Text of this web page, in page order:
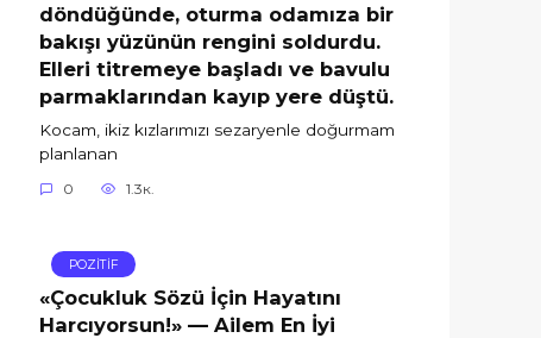
döndüğünde, oturma odamıza bir
bakışı yüzünün rengini soldurdu.
Elleri titremeye başladı ve bavulu
parmaklarından kayıp yere düştü.
Kocam, ikiz kızlarımızı sezaryenle doğurmam
planlanan
0 1.3к.
POZİTİF
«Çocukluk Sözü İçin Hayatını
Harcıyorsun!» — Ailem En İyi